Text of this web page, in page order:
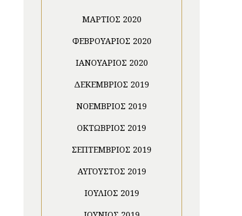
ΜΆΡΤΙΟΣ 2020
ΦΕΒΡΟΥΆΡΙΟΣ 2020
ΙΑΝΟΥΆΡΙΟΣ 2020
ΔΕΚΈΜΒΡΙΟΣ 2019
ΝΟΈΜΒΡΙΟΣ 2019
ΟΚΤΏΒΡΙΟΣ 2019
ΣΕΠΤΈΜΒΡΙΟΣ 2019
ΑΎΓΟΥΣΤΟΣ 2019
ΙΟΎΛΙΟΣ 2019